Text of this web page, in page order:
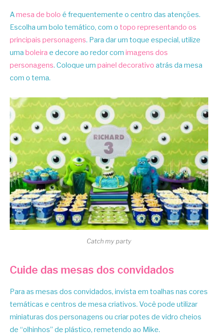
Amesa de bolo é frequentemente o centro das atenções.
Escolha um bolo temático, com o topo representando os
principais personagens. Para dar um toque especial, utilize
uma boleira e decore ao redor com imagens dos
personagens. Coloque um painel decorativo atrás da mesa
com o tema.
Catch my party
Cuide das mesas dos convidados
Para as mesas dos convidados, invista em toalhas nas cores
temáticas e centros de mesa criativos. Você pode utilizar
miniaturas dos personagens ou criar potes de vidro cheios
de “olhinhos” de plástico, remetendo ao Mike.